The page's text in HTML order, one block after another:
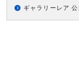
ギャラリーレア